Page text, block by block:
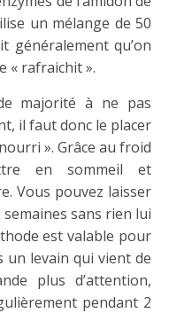
un mélange de 50
généralement qu’on
« rafraichit ».
majorité à ne pas
il faut donc le placer
». Grâce au froid
en sommeil et
Vous pouvez laisser
sans rien lui
est valable pour
un levain qui vient de
plus d’attention,
pendant 2